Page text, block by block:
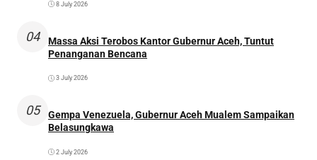
8 July 2026
04
Massa Aksi Terobos Kantor Gubernur Aceh, Tuntut
Penanganan Bencana
3 July 2026
05
Gempa Venezuela, Gubernur Aceh Mualem Sampaikan
Belasungkawa
2 July 2026